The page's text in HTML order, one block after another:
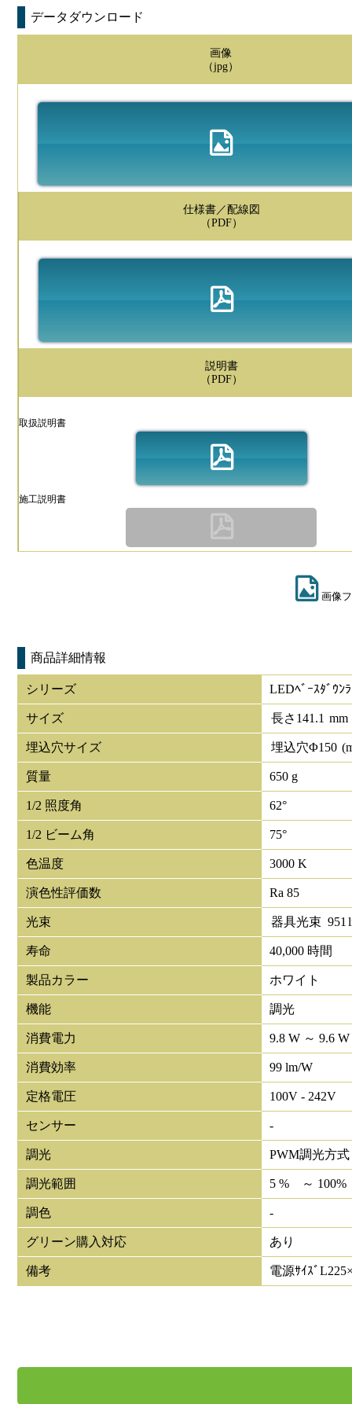
データダウンロード
画像
（jpg）
仕様書／配線図
（PDF）
説明書
（PDF）
取扱説明書
施工説明書
画像
商品詳細情報
シリーズ LEDﾍﾞｰｽﾀﾞｳﾝ
サイズ 長さ 141.1 mm
埋込穴サイズ 埋込穴Φ150
質量 650 g
1/2 照度角 62°
1/2 ビーム角 75°
色温度 3000 K
演色性評価数 Ra 85
光束 器具光束 951
寿命 40,000 時間
製品カラー ホワイト
機能 調光
消費電力 9.8 W ～ 9.6 W
消費効率 99 lm/W
定格電圧 100V - 242V
センサー -
調光 PWM調光方式
調光範囲 5 % ～ 100%
調色 -
グリーン購入対応 あり
備考 電源ｻｲｽﾞ